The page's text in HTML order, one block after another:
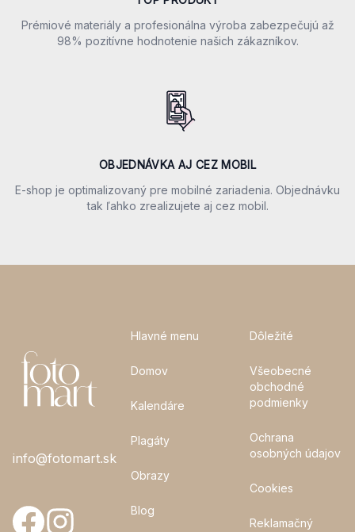
Prémiové materiály a profesionálna výroba zabezpečujú až
98% pozitívne hodnotenie našich zákazníkov.
OBJEDNÁVKA AJ CEZ MOBIL
E-shop je optimalizovaný pre mobilné zariadenia. Objednávku
tak ľahko zrealizujete aj cez mobil.
info@fotomart.sk
Hlavné menu
Domov
Kalendáre
Plagáty
Obrazy
Blog
Dôležité
Všeobecné
obchodné
podmienky
Ochrana
osobných údajov
Cookies
Reklamačný